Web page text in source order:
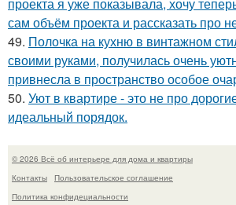
проекта я уже показывала, хочу
сам объём проекта и рассказать про
49. Полочка на кухню в винтажном
своими руками, получилась очень
привнесла в пространство особое
50. Уют в квартире - это не про
идеальный порядок.
© 2026 Всё об интерьере для дома и квартиры
Контакты
Пользовательское соглашение
Политика конфидециальности